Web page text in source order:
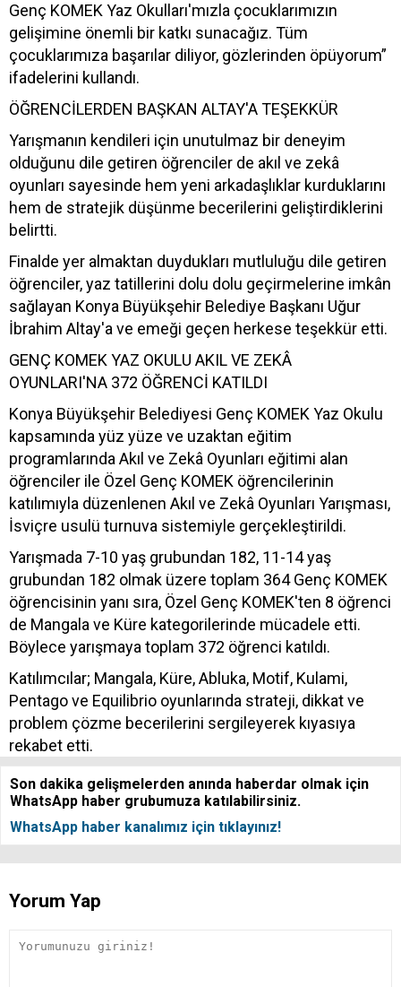
Genç KOMEK Yaz Okulları'mızla çocuklarımızın
gelişimine önemli bir katkı sunacağız. Tüm
çocuklarımıza başarılar diliyor, gözlerinden öpüyorum”
ifadelerini kullandı.
ÖĞRENCİLERDEN BAŞKAN ALTAY'A TEŞEKKÜR
Yarışmanın kendileri için unutulmaz bir deneyim
olduğunu dile getiren öğrenciler de akıl ve zekâ
oyunları sayesinde hem yeni arkadaşlıklar kurduklarını
hem de stratejik düşünme becerilerini geliştirdiklerini
belirtti.
Finalde yer almaktan duydukları mutluluğu dile getiren
öğrenciler, yaz tatillerini dolu dolu geçirmelerine imkân
sağlayan Konya Büyükşehir Belediye Başkanı Uğur
İbrahim Altay'a ve emeği geçen herkese teşekkür etti.
GENÇ KOMEK YAZ OKULU AKIL VE ZEKÂ
OYUNLARI'NA 372 ÖĞRENCİ KATILDI
Konya Büyükşehir Belediyesi Genç KOMEK Yaz Okulu
kapsamında yüz yüze ve uzaktan eğitim
programlarında Akıl ve Zekâ Oyunları eğitimi alan
öğrenciler ile Özel Genç KOMEK öğrencilerinin
katılımıyla düzenlenen Akıl ve Zekâ Oyunları Yarışması,
İsviçre usulü turnuva sistemiyle gerçekleştirildi.
Yarışmada 7-10 yaş grubundan 182, 11-14 yaş
grubundan 182 olmak üzere toplam 364 Genç KOMEK
öğrencisinin yanı sıra, Özel Genç KOMEK'ten 8 öğrenci
de Mangala ve Küre kategorilerinde mücadele etti.
Böylece yarışmaya toplam 372 öğrenci katıldı.
Katılımcılar; Mangala, Küre, Abluka, Motif, Kulami,
Pentago ve Equilibrio oyunlarında strateji, dikkat ve
problem çözme becerilerini sergileyerek kıyasıya
rekabet etti.
Son dakika gelişmelerden anında haberdar olmak için
WhatsApp haber grubumuza katılabilirsiniz.
WhatsApp haber kanalımız için tıklayınız!
Yorum Yap